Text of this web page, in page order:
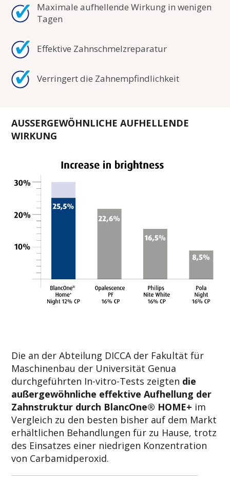
Maximale aufhellende Wirkung in wenigen
Tagen
Effektive Zahnschmelzreparatur
Verringert die Zahnempfindlichkeit
AUSSERGEWÖHNLICHE AUFHELLENDE
WIRKUNG
Die an der Abteilung DICCA der Fakultät für
Maschinenbau der Universität Genua
durchgeführten In-vitro-Tests zeigten die
außergewöhnliche effektive Aufhellung der
Zahnstruktur durch BlancOne® HOME+ im
Vergleich zu den besten bisher auf dem Markt
erhältlichen Behandlungen für zu Hause, trotz
des Einsatzes einer niedrigen Konzentration
von Carbamidperoxid.